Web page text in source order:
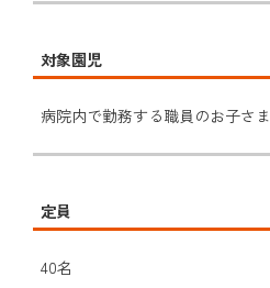
対象園児
病院内で勤務する職員のお子さま
定員
40名